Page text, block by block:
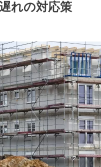
れの対応策